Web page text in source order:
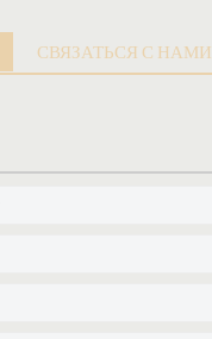
СВЯЗАТЬСЯ С НАМИ